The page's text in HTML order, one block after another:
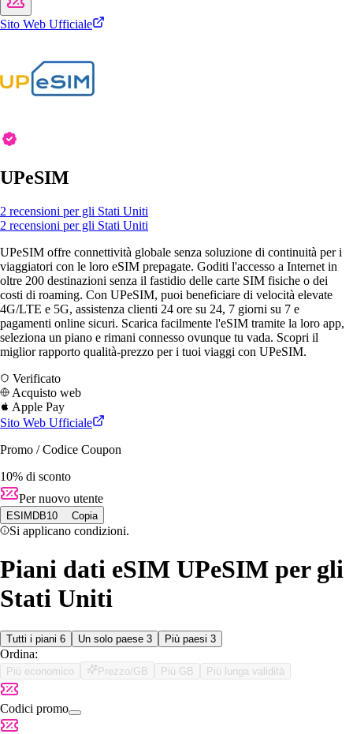
Sito Web Ufficiale
UPeSIM
2 recensioni per gli Stati Uniti
2 recensioni per gli Stati Uniti
UPeSIM offre connettività globale senza soluzione di continuità per i
viaggiatori con le loro eSIM prepagate. Goditi l'accesso a Internet in
oltre 200 destinazioni senza il fastidio delle carte SIM fisiche o dei
costi di roaming. Con UPeSIM, puoi beneficiare di velocità elevate
4G/LTE e 5G, assistenza clienti 24 ore su 24, 7 giorni su 7 e
pagamenti online sicuri. Scarica facilmente l'eSIM tramite la loro app,
seleziona un piano e rimani connesso ovunque tu vada. Scopri il
miglior rapporto qualità-prezzo per i tuoi viaggi con UPeSIM.
Verificato
Acquisto web
Apple Pay
Sito Web Ufficiale
Promo / Codice Coupon
10% di sconto
Per nuovo utente
ESIMDB10 Copia
Si applicano condizioni.
Piani dati eSIM UPeSIM per gli
Stati Uniti
Tutti i piani 6 Un solo paese 3 Più paesi 3
Ordina:
Più economico Prezzo/GB Più GB Più lunga validità
Codici promo